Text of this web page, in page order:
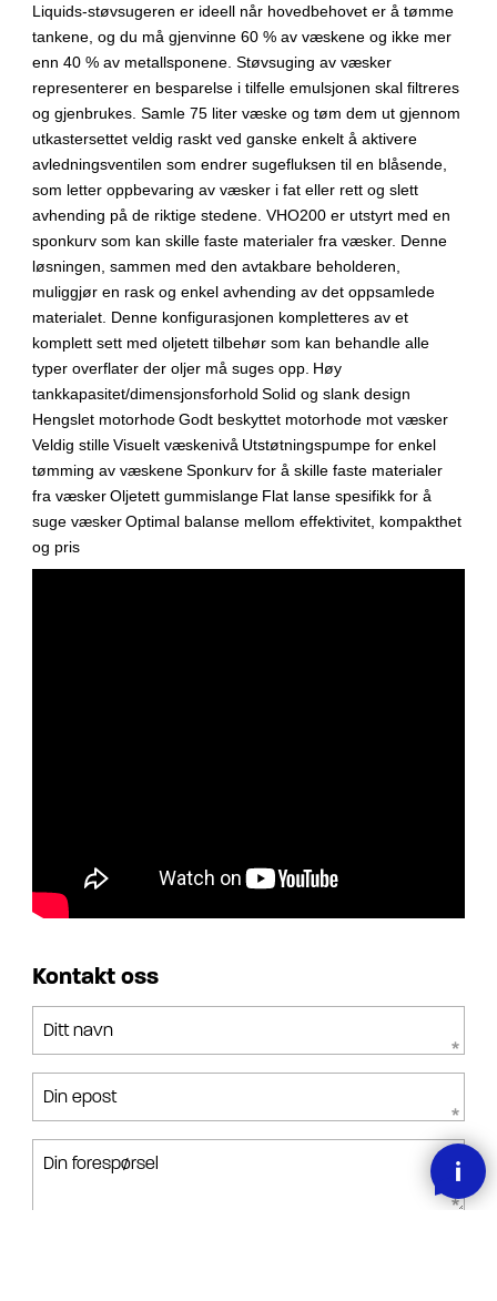
Liquids-støvsugeren er ideell når hovedbehovet er å tømme
tankene, og du må gjenvinne 60 % av væskene og ikke mer
enn 40 % av metallsponene. Støvsuging av væsker
representerer en besparelse i tilfelle emulsjonen skal filtreres
og gjenbrukes. Samle 75 liter væske og tøm dem ut gjennom
utkastersettet veldig raskt ved ganske enkelt å aktivere
avledningsventilen som endrer sugefluksen til en blåsende,
som letter oppbevaring av væsker i fat eller rett og slett
avhending på de riktige stedene. VHO200 er utstyrt med en
sponkurv som kan skille faste materialer fra væsker. Denne
løsningen, sammen med den avtakbare beholderen,
muliggjør en rask og enkel avhending av det oppsamlede
materialet. Denne konfigurasjonen kompletteres av et
komplett sett med oljetett tilbehør som kan behandle alle
typer overflater der oljer må suges opp. Høy
tankkapasitet/dimensjonsforhold Solid og slank design
Hengslet motorhodeGodt beskyttet motorhode mot væsker
Veldig stilleVisuelt væskenivå Utstøtningspumpe for enkel
tømming av væskeneSponkurv for å skille faste materialer
fra væskerOljetett gummislange Flat lanse spesifikk for å
suge væskerOptimal balanse mellom effektivitet, kompakthet
og pris
Kontakt oss
Ditt navn
Din epost
Din forespørsel